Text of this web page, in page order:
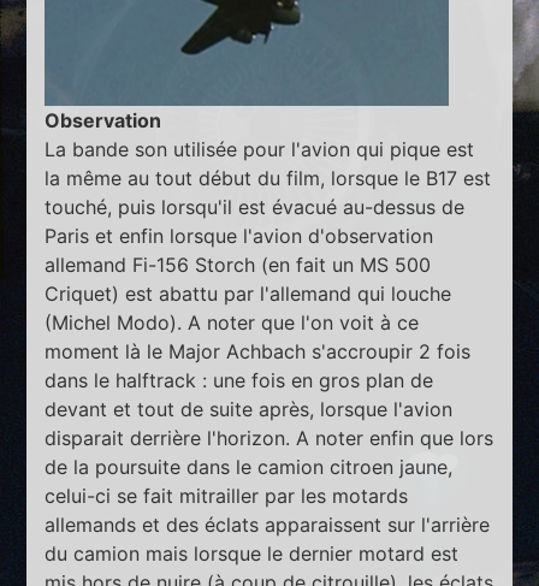
Observation
La bande son utilisée pour l'avion qui pique est
la même au tout début du film, lorsque le B17 est
touché, puis lorsqu'il est évacué au-dessus de
Paris et enfin lorsque l'avion d'observation
allemand Fi-156 Storch (en fait un MS 500
Criquet) est abattu par l'allemand qui louche
(Michel Modo). A noter que l'on voit à ce
moment là le Major Achbach s'accroupir 2 fois
dans le halftrack : une fois en gros plan de
devant et tout de suite après, lorsque l'avion
disparait derrière l'horizon. A noter enfin que lors
de la poursuite dans le camion citroen jaune,
celui-ci se fait mitrailler par les motards
allemands et des éclats apparaissent sur l'arrière
du camion mais lorsque le dernier motard est